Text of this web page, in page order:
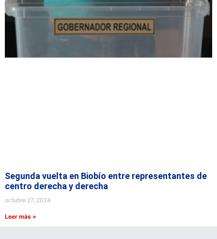
Segunda vuelta en Biobío entre representantes de
centro derecha y derecha
octubre 27, 2024
Leer más »